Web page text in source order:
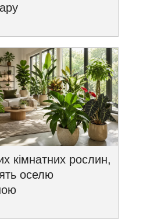
кімнатних рослин,
оселю